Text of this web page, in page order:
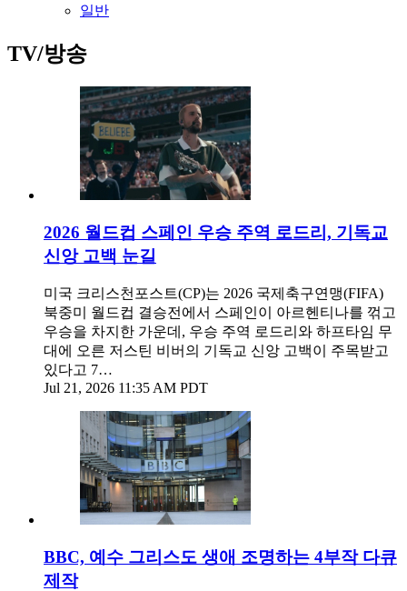
일반
TV/방송
2026 월드컵 스페인 우승 주역 로드리, 기독교
신앙 고백 눈길
미국 크리스천포스트(CP)는 2026 국제축구연맹(FIFA)
북중미 월드컵 결승전에서 스페인이 아르헨티나를 꺾고
우승을 차지한 가운데, 우승 주역 로드리와 하프타임 무
대에 오른 저스틴 비버의 기독교 신앙 고백이 주목받고
있다고 7…
Jul 21, 2026 11:35 AM PDT
BBC, 예수 그리스도 생애 조명하는 4부작 다큐
제작